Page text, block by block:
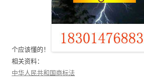
个应该懂的！
相关资料：
中华人民共和国商标法